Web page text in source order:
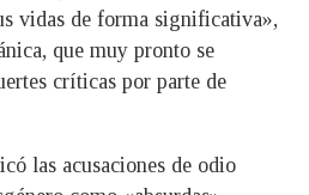
vidas de forma significativa»,
que muy pronto se
críticas por parte de
las acusaciones de odio